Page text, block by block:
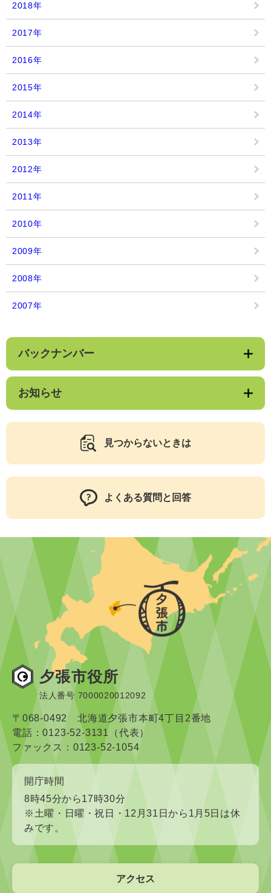
2018年
2017年
2016年
2015年
2014年
2013年
2012年
2011年
2010年
2009年
2008年
2007年
バックナンバー
お知らせ
見つからないときは
よくある質問と回答
夕張市役所
法人番号 7000020012092
〒068-0492 北海道夕張市本町4丁目2番地
電話：0123-52-3131（代表）
ファックス：0123-52-1054
開庁時間
8時45分から17時30分
※土曜・日曜・祝日・12月31日から1月5日は休
みです。
アクセス